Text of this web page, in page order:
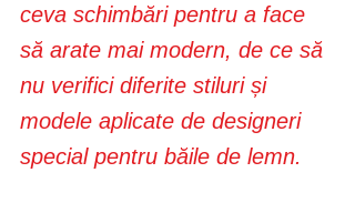
ceva schimbări pentru a face
să arate mai modern, de ce să
nu verifici diferite stiluri și
modele aplicate de designeri
special pentru băile de lemn.